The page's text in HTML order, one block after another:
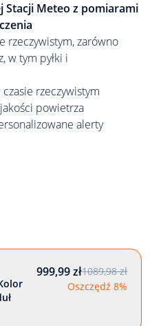
Stacji Meteo z pomiarami
rzeczywistym, zarówno
w tym pyłki i
rzeczywistym
powietrza
alerty
999,99 zł1089,98 zł
Oszczędź 8%